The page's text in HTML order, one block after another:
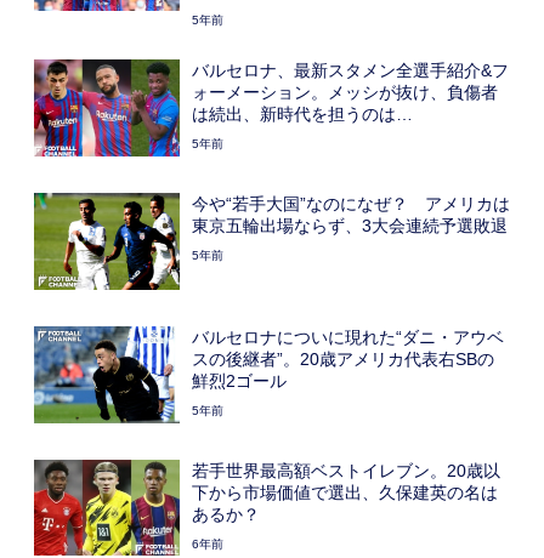
5年前
バルセロナ、最新スタメン全選手紹介&フ
ォーメーション。メッシが抜け、負傷者
は続出、新時代を担うのは…
5年前
今や“若手大国”なのになぜ？ アメリカは
東京五輪出場ならず、3大会連続予選敗退
5年前
バルセロナについに現れた“ダニ・アウベ
スの後継者”。20歳アメリカ代表右SBの
鮮烈2ゴール
5年前
若手世界最高額ベストイレブン。20歳以
下から市場価値で選出、久保建英の名は
あるか？
6年前